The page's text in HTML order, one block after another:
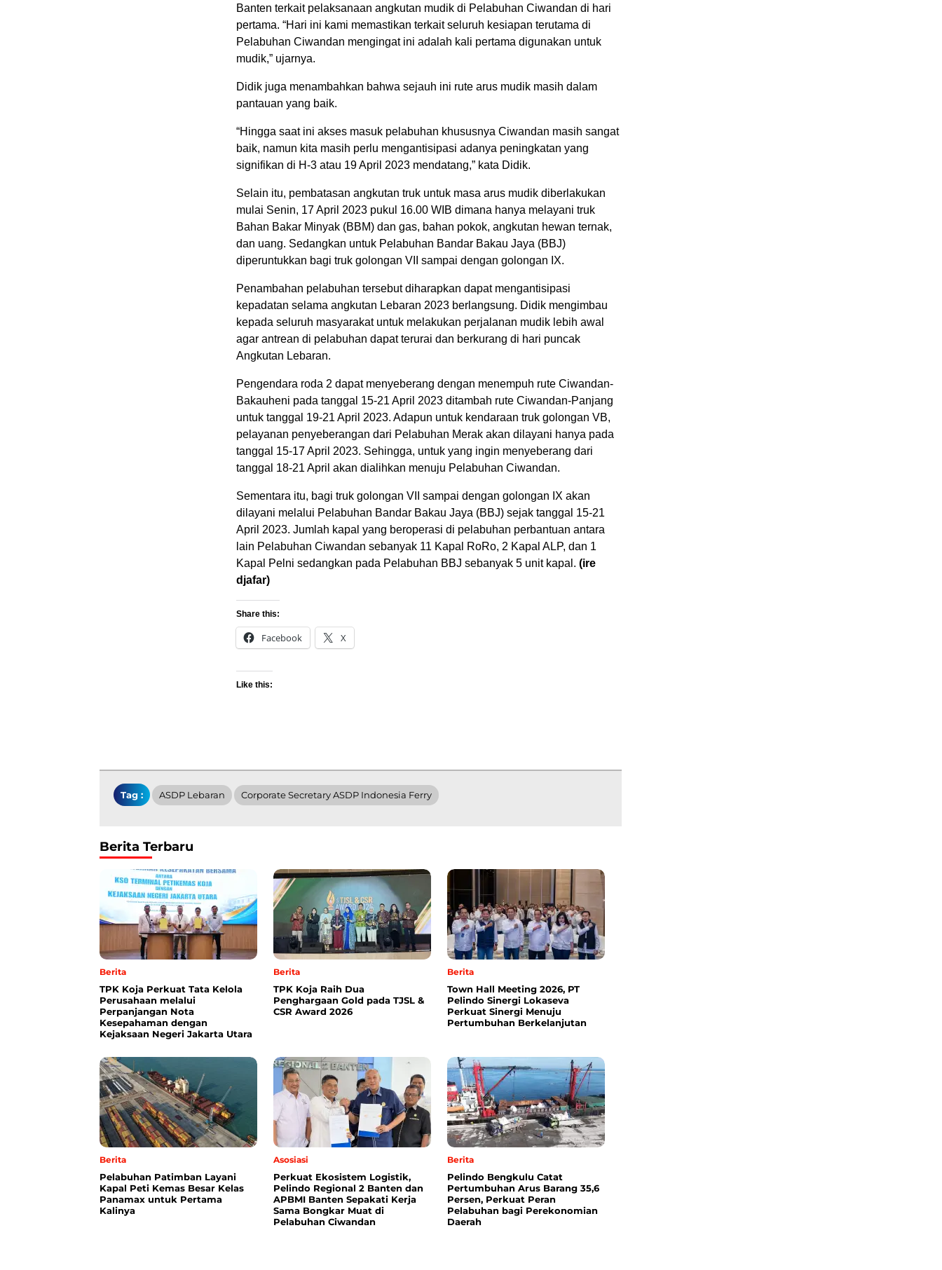
Banten terkait pelaksanaan angkutan mudik di Pelabuhan Ciwandan di hari
pertama. “Hari ini kami memastikan terkait seluruh kesiapan terutama di
Pelabuhan Ciwandan mengingat ini adalah kali pertama digunakan untuk
mudik,” ujarnya.
Didik juga menambahkan bahwa sejauh ini rute arus mudik masih dalam
pantauan yang baik.
“Hingga saat ini akses masuk pelabuhan khususnya Ciwandan masih sangat
baik, namun kita masih perlu mengantisipasi adanya peningkatan yang
signifikan di H-3 atau 19 April 2023 mendatang,” kata Didik.
Selain itu, pembatasan angkutan truk untuk masa arus mudik diberlakukan
mulai Senin, 17 April 2023 pukul 16.00 WIB dimana hanya melayani truk
Bahan Bakar Minyak (BBM) dan gas, bahan pokok, angkutan hewan ternak,
dan uang. Sedangkan untuk Pelabuhan Bandar Bakau Jaya (BBJ)
diperuntukkan bagi truk golongan VII sampai dengan golongan IX.
Penambahan pelabuhan tersebut diharapkan dapat mengantisipasi
kepadatan selama angkutan Lebaran 2023 berlangsung. Didik mengimbau
kepada seluruh masyarakat untuk melakukan perjalanan mudik lebih awal
agar antrean di pelabuhan dapat terurai dan berkurang di hari puncak
Angkutan Lebaran.
Pengendara roda 2 dapat menyeberang dengan menempuh rute Ciwandan-
Bakauheni pada tanggal 15-21 April 2023 ditambah rute Ciwandan-Panjang
untuk tanggal 19-21 April 2023. Adapun untuk kendaraan truk golongan VB,
pelayanan penyeberangan dari Pelabuhan Merak akan dilayani hanya pada
tanggal 15-17 April 2023. Sehingga, untuk yang ingin menyeberang dari
tanggal 18-21 April akan dialihkan menuju Pelabuhan Ciwandan.
Sementara itu, bagi truk golongan VII sampai dengan golongan IX akan
dilayani melalui Pelabuhan Bandar Bakau Jaya (BBJ) sejak tanggal 15-21
April 2023. Jumlah kapal yang beroperasi di pelabuhan perbantuan antara
lain Pelabuhan Ciwandan sebanyak 11 Kapal RoRo, 2 Kapal ALP, dan 1
Kapal Pelni sedangkan pada Pelabuhan BBJ sebanyak 5 unit kapal. (ire
djafar)
Share this:
Facebook X
Like this:
Tag : ASDP Lebaran Corporate Secretary ASDP Indonesia Ferry
Berita Terbaru
Berita
TPK Koja Perkuat Tata Kelola
Perusahaan melalui
Perpanjangan Nota
Kesepahaman dengan
Kejaksaan Negeri Jakarta Utara
Berita
TPK Koja Raih Dua
Penghargaan Gold pada TJSL &
CSR Award 2026
Berita
Town Hall Meeting 2026, PT
Pelindo Sinergi Lokaseva
Perkuat Sinergi Menuju
Pertumbuhan Berkelanjutan
Berita
Pelabuhan Patimban Layani
Kapal Peti Kemas Besar Kelas
Panamax untuk Pertama
Kalinya
Asosiasi
Perkuat Ekosistem Logistik,
Pelindo Regional 2 Banten dan
APBMI Banten Sepakati Kerja
Sama Bongkar Muat di
Pelabuhan Ciwandan
Berita
Pelindo Bengkulu Catat
Pertumbuhan Arus Barang 35,6
Persen, Perkuat Peran
Pelabuhan bagi Perekonomian
Daerah